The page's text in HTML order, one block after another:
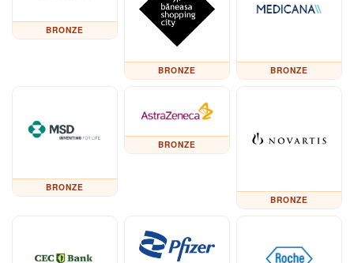
BRONZE
BRONZE BRONZE
BRONZE
BRONZE
BRONZE